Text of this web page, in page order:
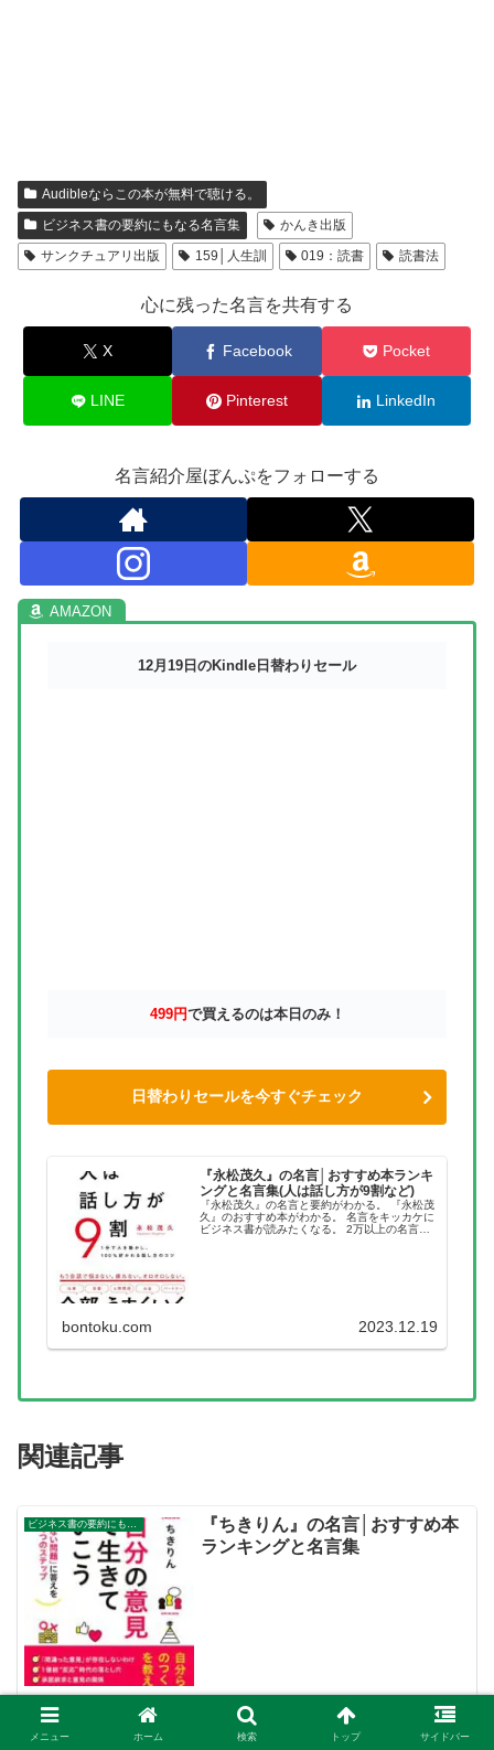
Audibleならこの本が無料で聴ける。
ビジネス書の要約にもなる名言集
かんき出版
サンクチュアリ出版
159│人生訓 019：読書 読書法
心に残った名言を共有する
X Facebook Pocket
LINE Pinterest LinkedIn
名言紹介屋ぼんぷをフォローする
12月19日のKindle日替わりセール
499円で買えるのは本日のみ！
日替わりセールを今すぐチェック
『永松茂久』の名言│おすすめ本ランキ
ングと名言集(人は話し方が9割など)
『永松茂久』の名言と要約がわかる。 『永松茂
久』のおすすめ本がわかる。 名言をキッカケに
ビジネス書が読みたくなる。 2万以上の名言を
bontoku.com 2023.12.19
関連記事
『ちきりん』の名言│おすすめ本
ランキングと名言集
『ちきりん』の名言がわかる。 『ちきりん』のおすすめ本と要約が
わかる。 名言をキッカケにビジネス書が読みたくなる。 2万以上の
名言を集め、読みたい本が見つかる名言集ブログでお馴染みの、名言
メニュー ホーム 検索 トップ サイドバー